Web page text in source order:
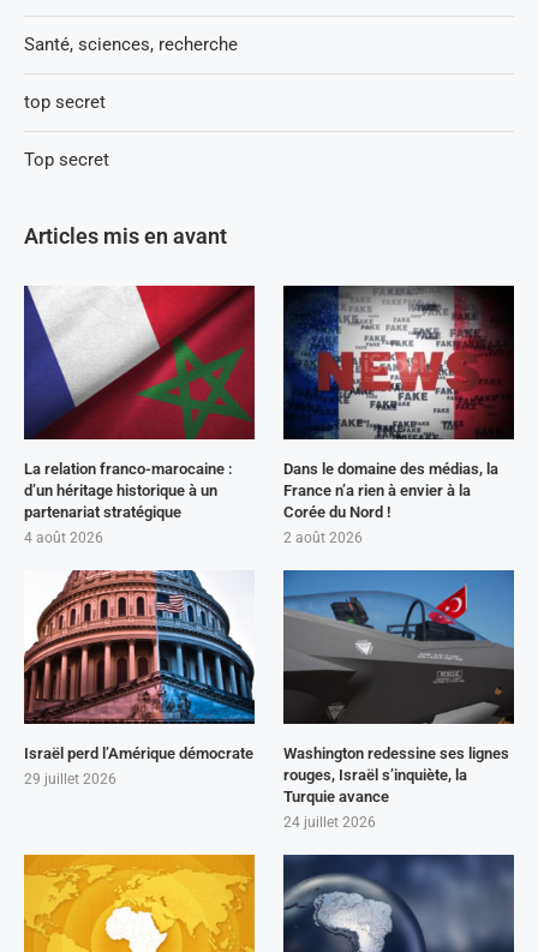
Santé, sciences, recherche
top secret
Top secret
Articles mis en avant
La relation franco-marocaine :
d’un héritage historique à un
partenariat stratégique
4 août 2026
Dans le domaine des médias, la
France n’a rien à envier à la
Corée du Nord !
2 août 2026
Israël perd l’Amérique démocrate
29 juillet 2026
Washington redessine ses lignes
rouges, Israël s’inquiète, la
Turquie avance
24 juillet 2026